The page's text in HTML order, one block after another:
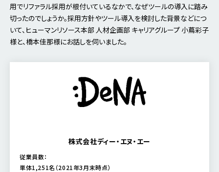
用でリファラル採用が根付いているなかで、なぜツールの導入に踏み
切ったのでしょうか。採用方針やツール導入を検討した背景などにつ
いて、ヒューマンリソース本部 人材企画部 キャリアグループ 小蔦彩子
様と、橋本佳那様にお話しを伺いました。
株式会社ディー・エヌ・エー
従業員数：
単体1,251名（2021年3月末時点）